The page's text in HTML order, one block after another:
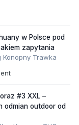
w Polsce pod
zapytania
Konopny Trawka
#3 XXL –
odmian outdoor od